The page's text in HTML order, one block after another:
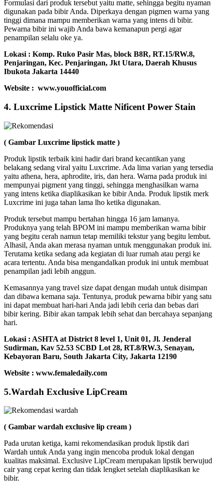
Formulasi dari produk tersebut yaitu matte, sehingga begitu nyaman
digunakan pada bibir Anda. Diperkaya dengan pigmen warna yang
tinggi dimana mampu memberikan warna yang intens di bibir.
Pewarna bibir ini wajib Anda bawa kemanapun pergi agar
penampilan selalu oke ya.
Lokasi : Komp. Ruko Pasir Mas, block B8R, RT.15/RW.8,
Penjaringan, Kec. Penjaringan, Jkt Utara, Daerah Khusus
Ibukota Jakarta 14440
Website : www.youofficial.com
4. Luxcrime Lipstick Matte Nificent Power Stain
( Gambar Luxcrime lipstick matte )
Produk lipstik terbaik kini hadir dari brand kecantikan yang
belakang sedang viral yaitu Luxcrime. Ada lima varian yang tersedia
yaitu athena, hera, aphrodite, iris, dan hera. Warna pada produk ini
mempunyai pigment yang tinggi, sehingga menghasilkan warna
yang intens ketika diaplikasikan ke bibir Anda. Produk lipstik merk
Luxcrime ini juga tahan lama lho ketika digunakan.
Produk tersebut mampu bertahan hingga 16 jam lamanya.
Produknya yang telah BPOM ini mampu memberikan warna bibir
yang begitu cerah namun tetap memiliki tekstur yang begitu lembut.
Alhasil, Anda akan merasa nyaman untuk menggunakan produk ini.
Terutama ketika sedang ada kegiatan di luar rumah atau pergi ke
acara tertentu. Anda bisa mengandalkan produk ini untuk membuat
penampilan jadi lebih anggun.
Kemasannya yang travel size dapat dengan mudah untuk disimpan
dan dibawa kemana saja. Tentunya, produk pewarna bibir yang satu
ini dapat membuat hari-hari Anda jadi lebih ceria dan bebas dari
bibir kering. Bibir akan tampak lebih sehat dan bercahaya sepanjang
hari.
Lokasi : ASHTA at District 8 level 1, Unit 01, Jl. Jenderal
Sudirman, Kav 52.53 SCBD Lot 28, RT.8/RW.3, Senayan,
Kebayoran Baru, South Jakarta City, Jakarta 12190
Website : www.femaledaily.com
5.Wardah Exclusive LipCream
( Gambar wardah exclusive lip cream )
Pada urutan ketiga, kami rekomendasikan produk lipstik dari
Wardah untuk Anda yang ingin mencoba produk lokal dengan
kualitas maksimal. Exclusive LipCream merupakan lipstik berwujud
cair yang cepat kering dan tidak lengket setelah diaplikasikan ke
bibir.